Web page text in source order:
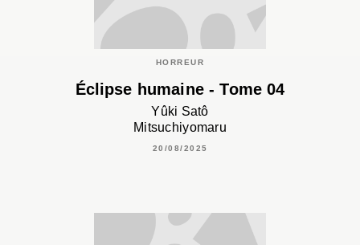
HORREUR
Éclipse humaine - Tome 04
Yûki Satô
Mitsuchiyomaru
20/08/2025